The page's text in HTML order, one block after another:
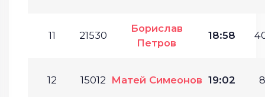
11 21530
Борислав
Петров
18:58
12 15012 Матей Симеонов 19:02